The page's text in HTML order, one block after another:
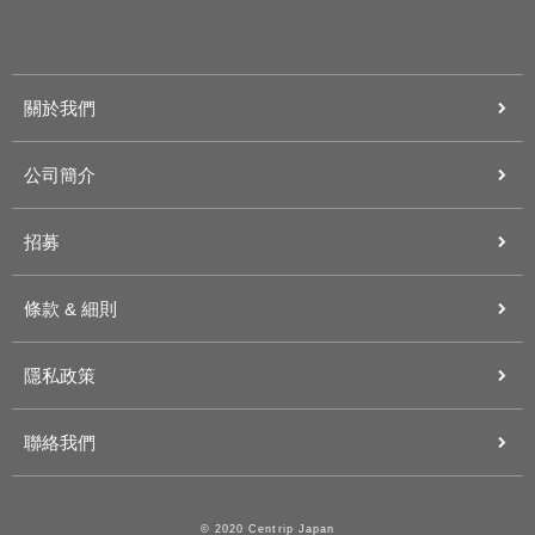
關於我們
公司簡介
招募
條款 & 細則
隱私政策
聯絡我們
© 2020 Centrip Japan